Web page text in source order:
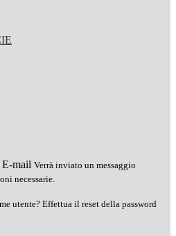
E-mail Verrà inviato un messaggio
necessarie.
utente? Effettua il reset della password